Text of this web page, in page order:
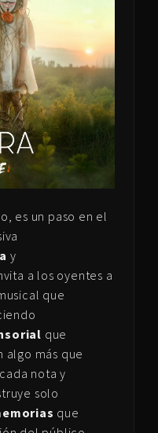
es un paso en el
y
a los oyentes a
que
que
algo más que
nota y
solo
que